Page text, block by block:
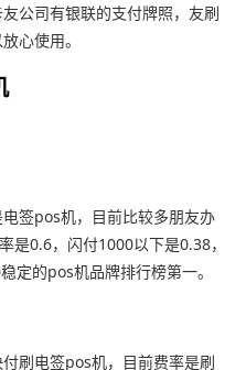
公司有银联的支付牌照，友刷
心使用。
签pos机，目前比较多朋友办
是0.6，闪付1000以下是0.38，
定的pos机品牌排行榜第一。
刷电签pos机，目前费率是刷